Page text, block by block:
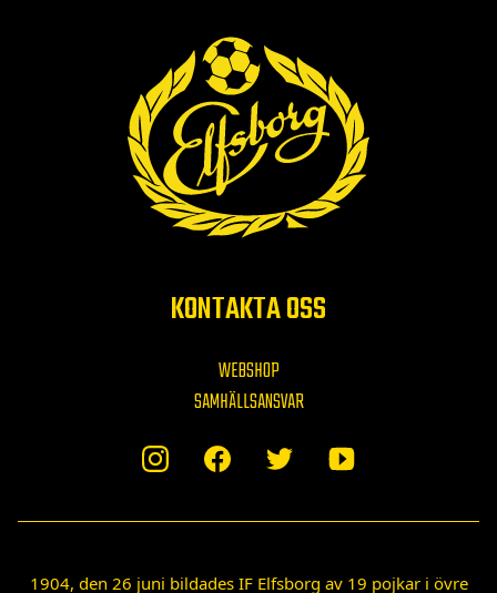
KONTAKTA OSS
WEBSHOP
SAMHÄLLSANSVAR
1904, den 26 juni bildades IF Elfsborg av 19 pojkar i övre